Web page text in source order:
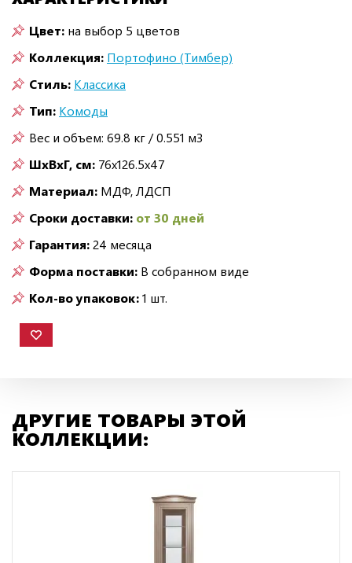
Цвет: на выбор 5 цветов
Коллекция: Портофино (Тимбер)
Стиль: Классика
Тип: Комоды
Вес и объем: 69.8 кг / 0.551 м3
ШxВxГ, см: 76x126.5x47
Материал: МДФ, ЛДСП
Сроки доставки: от 30 дней
Гарантия:24 месяца
Форма поставки: В собранном виде
Кол-во упаковок:1 шт.
ДРУГИЕ ТОВАРЫ ЭТОЙ
КОЛЛЕКЦИИ: